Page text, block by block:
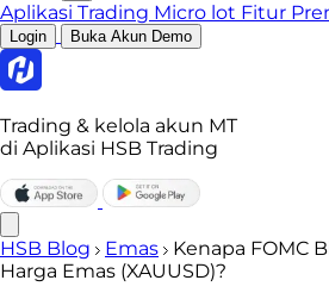
Aplikasi Trading Micro lot Fitur
Login Buka Akun Demo
Trading & kelola akun MT
di Aplikasi HSB Trading
HSB Blog Emas
Kenapa FOMC
Harga Emas (XAUUSD)?